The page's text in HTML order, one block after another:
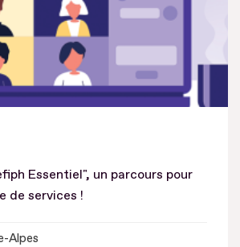
Essentiel", un parcours pour
de services !
Alpes